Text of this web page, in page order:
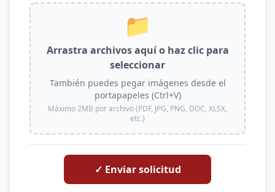
📁
Arrastra archivos aquí o haz clic para
seleccionar
También puedes pegar imágenes desde el
portapapeles (Ctrl+V)
Máximo 2MB por archivo (PDF, JPG, PNG, DOC, XLSX,
etc.)
✓ Enviar solicitud